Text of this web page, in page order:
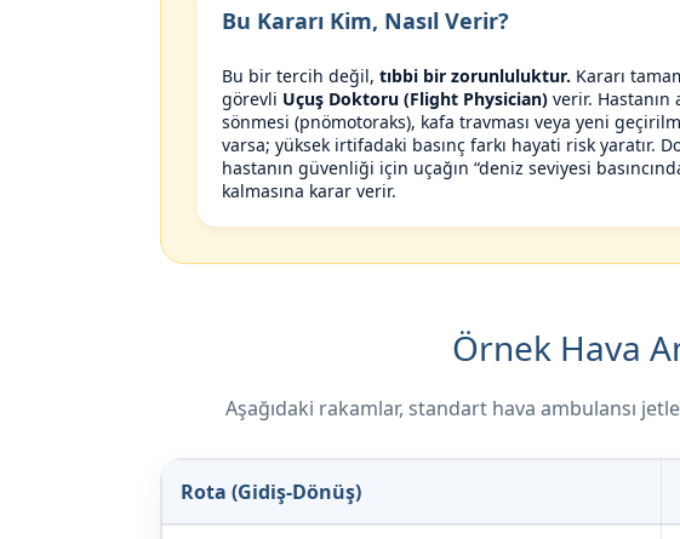
Bu Kararı Kim, Nasıl Verir?
Bu bir tercih değil, tıbbi bir zorunluluktur. Kararı
görevli Uçuş Doktoru (Flight Physician) verir. Hastanın
sönmesi (pnömotoraks), kafa travması veya yeni
varsa; yüksek irtifadaki basınç farkı hayati risk yaratır.
hastanın güvenliği için uçağın “deniz seviyesi
kalmasına karar verir.
Örnek Hava
Aşağıdaki rakamlar, standart hava ambulansı
Rota (Gidiş-Dönüş)